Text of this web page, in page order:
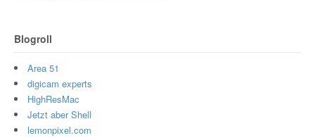
Blogroll
Area 51
digicam experts
HighResMac
Jetzt aber Shell
lemonpixel.com